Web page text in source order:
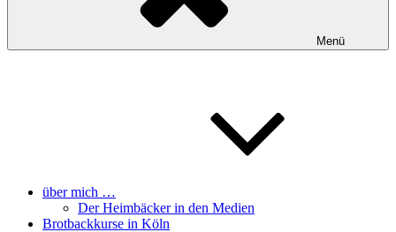
Menü
über mich …
Der Heimbäcker in den Medien
Brotbackkurse in Köln